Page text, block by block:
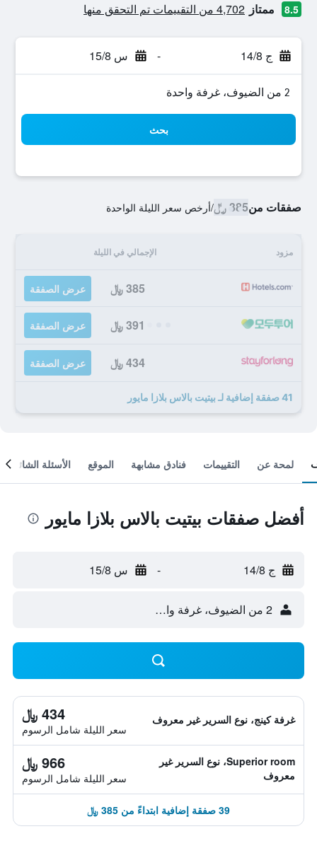
8.5 ممتاز 4,702 من التقييمات تم التحقق منها
ج 14/8 - س 15/8
2 من الضيوف، غرفة واحدة
بحث
صفقات من385 ﷼ /أرخص سعر الليلة الواحدة
مزود الإجمالي في الليلة
385 ﷼ عرض الصفقة
391 ﷼ عرض الصفقة
434 ﷼ عرض الصفقة
41 صفقة إضافية لـ بيتيت بالاس بلازا مايور
لمحة عن التقييمات فنادق مشابهة الموقع الأسئلة الشائعة
أفضل صفقات بيتيت بالاس بلازا مايور
ج 14/8 - س 15/8
2 من الضيوف، غرفة واحدة
غرفة كينج، نوع السرير غير معروف 434 ﷼
سعر الليلة شامل الرسوم
Superior room، نوع السرير غير
معروف
966 ﷼
سعر الليلة شامل الرسوم
39 صفقة إضافية ابتداءً من 385 ﷼